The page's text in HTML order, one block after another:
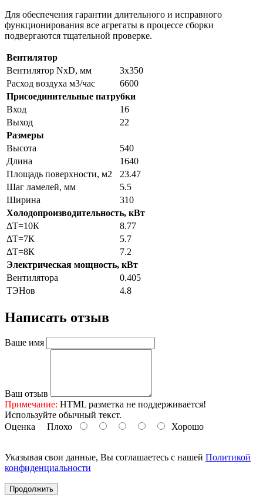
Для обеспечения гарантии длительного и исправного
функционирования все агрегаты в процессе сборки
подвергаются тщательной проверке.
Вентилятор
Вентилятор NxD, мм
3х350
Расход воздуха м3/час
6600
Присоединительные патрубки
Вход
16
Выход
22
Размеры
Высота
540
Длина
1640
Площадь поверхности, м2
23.47
Шаг ламелей, мм
5.5
Ширина
310
Холодопроизводительность, кВт
ΔТ=10К
8.77
ΔТ=7К
5.7
ΔТ=8К
7.2
Электрическая мощность, кВт
Вентилятора
0.405
ТЭНов
4.8
Написать отзыв
Ваше имя
Ваш отзыв
Примечание: HTML разметка не поддерживается!
Используйте обычный текст.
Оценка Плохо Хорошо
Указывая свои данные, Вы соглашаетесь с нашей Политикой
конфиденциальности
Продолжить